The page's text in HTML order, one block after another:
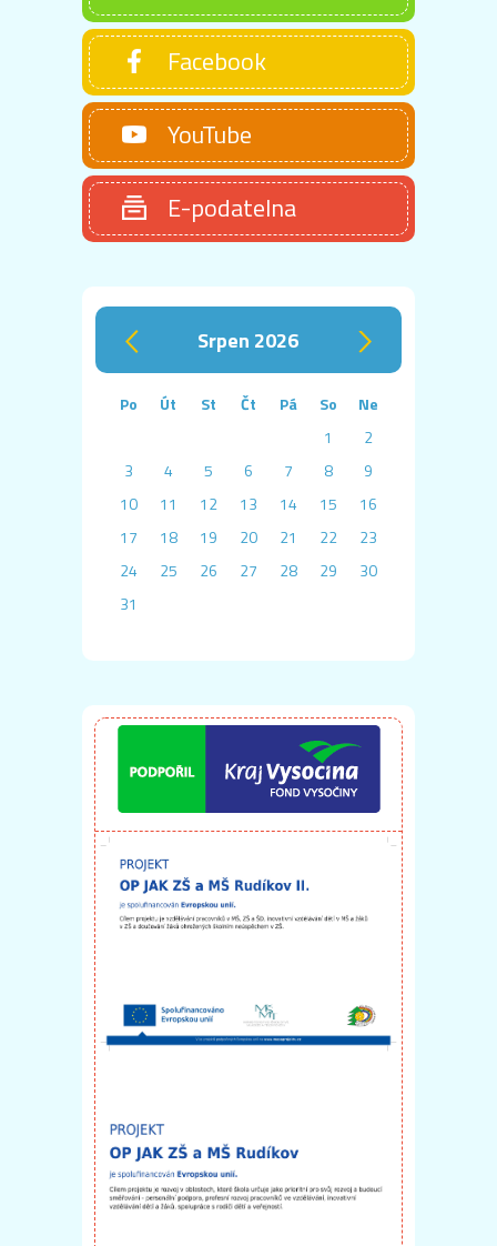
Facebook
YouTube
E-podatelna
‹ srpen 2026 ›
Po Út St Čt Pá So
Ne
1
2
3
4 5 6 7 8
9
10
11 12 13 14 15
16
17
18 19 20 21 22
23
24
25 26 27 28 29
30
31